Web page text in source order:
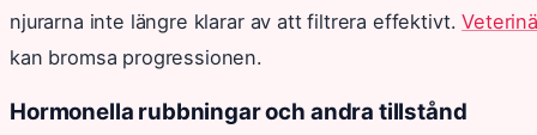
njurarna inte längre klarar av att filtrera effektivt.
kan bromsa progressionen.
Hormonella rubbningar och andra tillstånd